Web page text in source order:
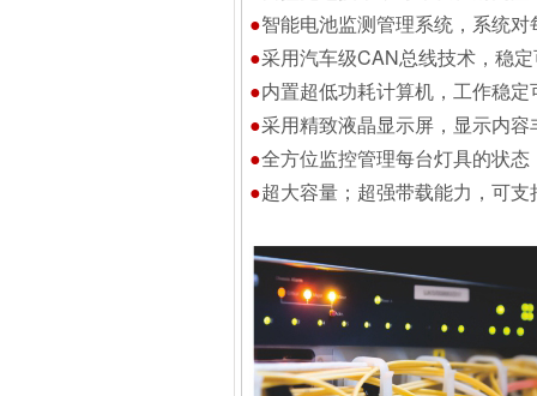
●智能电池监测管理系统，系统
●采用汽车级CAN总线技术，稳
●内置超低功耗计算机，工作稳定
●采用精致液晶显示屏，显示内
●全方位监控管理每台灯具的状
●超大容量；超强带载能力，可